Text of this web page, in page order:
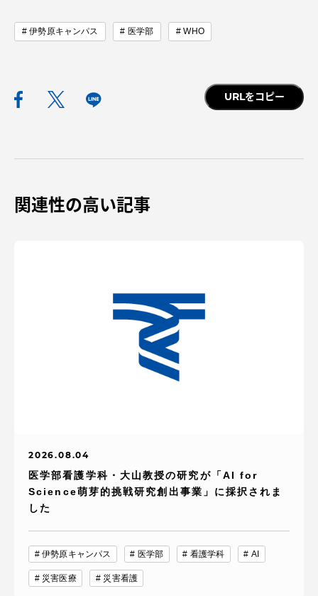
伊勢原キャンパス 医学部 WHO
URLをコピー
関連性の高い記事
2026.08.04
医学部看護学科・大山教授の研究が「AI for
Science萌芽的挑戦研究創出事業」に採択されま
した
伊勢原キャンパス 医学部 看護学科 AI
災害医療 災害看護